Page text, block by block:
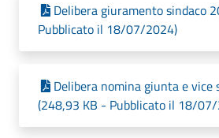
Delibera giuramento sindaco
Pubblicato il 18/07/2024)
Delibera nomina giunta e vice
(248,93 KB - Pubblicato il 18/